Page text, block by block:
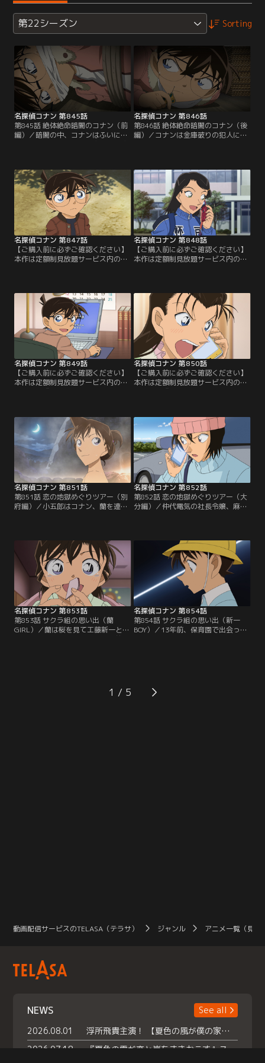
第22シーズン Sorting
名探偵コナン 第845話
第845話 絶体絶命暗闇のコナン（前
編）／暗闇の中、コナンはふいに目
ナンは犯人に襲われ、長方形の箱に
閉じ込められたのだ。その頃、小五
郎は依頼を受け、唐橋グループ会
長、唐橋剛太郎の遺言状を盗んだ犯
人を捜していた。
名探偵コナン 第846話
第846話 絶体絶命暗闇のコナン（後
編）／コナンは金庫破りの犯人に襲
る。光彦は蘭から小五郎が依頼され
た事件の話を聞き、コナンが目撃し
た盗難事件と関係があると推理。哀
たちは剛太郎の棺桶にコナンがいる
事に気付くが、すでに霊柩車は火葬
場に向かっていて…。
名探偵コナン 第847話
【ご購入前に必ずご確認ください】
本作は定額制見放題サービス内の
＆警視庁セレクション」にて3/14～
8/31まで配信中です。ご加入の方は
見放題ページよりご視聴ください。
／第847話 千葉のUFO難事件（前
編）／千葉刑事は3ヶ月前に起きた
不可思議な…。
名探偵コナン 第848話
【ご購入前に必ずご確認ください】
本作は定額制見放題サービス内の
＆警視庁セレクション」にて3/14～
8/31まで配信中です。ご加入の方は
見放題ページよりご視聴ください。
／第848話 千葉のUFO難事件（後
編）／顔をコンクリにめり込ませて
窒息死した…。
名探偵コナン 第849話
【ご購入前に必ずご確認ください】
本作は定額制見放題サービス内の
＆警視庁セレクション」にて3/14～
8/31まで配信中です。ご加入の方は
見放題ページよりご視聴ください。
／第849話 婚姻届のパスワード（前
編）／由美は将棋の王将戦のニュー
スを見て…。
名探偵コナン 第850話
【ご購入前に必ずご確認ください】
本作は定額制見放題サービス内の
＆警視庁セレクション」にて3/14～
8/31まで配信中です。ご加入の方は
見放題ページよりご視聴ください。
／第850話 婚姻届のパスワード（後
編）／管理人の八塚は封筒に入った
婚姻届を…。
名探偵コナン 第851話
第851話 恋の地獄めぐりツアー（別
府編）／小五郎はコナン、蘭を連れ
麻奈美を見つけ出す事。麻奈美は別
府にいる元恋人の早見裕之に会いに
来ている可能性が高かった。同じ
頃、佐藤刑事たちは大分で拳銃強盗
の犯人を追っていた…。
名探偵コナン 第852話
第852話 恋の地獄めぐりツアー（大
分編）／仲代電気の社長令嬢、麻奈
銃強盗犯として荻久保を追ってい
た。荻久保は共犯の裕之と落ち合
い、身代金を山分けするという。佐
藤たちは裕之と落ち合う前に荻久保
を逮捕するが、バッグの1億円はい
つの間にか消えていた。
名探偵コナン 第853話
第853話 サクラ組の思い出（蘭
GIRL）／蘭は桜を見て工藤新一と出
会った時の事を思い出す。13年前、
をずっと見ている事に気付いて訝し
む。この後も新一は蘭をひいきする
名探偵コナン 第854話
第854話 サクラ組の思い出（新一
BOY）／13年前、保育園で出会った
を見に行き、停車中のバンの中で運
転手が園児の写真を撮り、ニタリと
1
動画配信サービスのTELASA（テラサ） ジャンル アニメ一覧（見放
NEWS
See all
2026.08.01
浮所飛貴主演！ 【夏色の風が僕の家にやってきた】 本日よりテラサで独占配信スタート！
2026.07.18
『夏色の雲が恋と嵐をまきおこす』スペシャルメイキング 【Part1】2026年７月18日（土）23時30分～配信スタート！話題のシーンの裏側を大公開！豪華キャスト大集合！ 『武宮家 真夏の家族会議』開催！